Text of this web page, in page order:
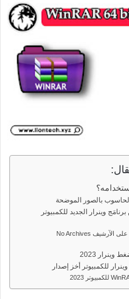
وينرار الجديد للكمبيوتر
كيف يمكن إصلاح مشكلة عدم العثور على الآرشيف No Archives
2023
للكمبيوتر أخز إصدار